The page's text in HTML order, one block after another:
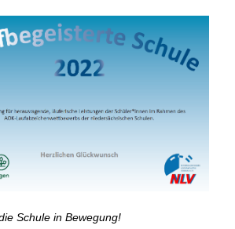
Schule in Bewegung!